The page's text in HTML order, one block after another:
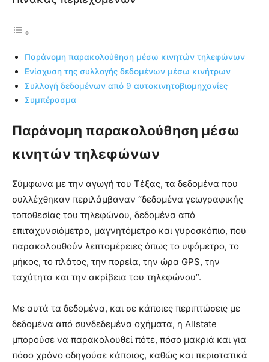
Παράνομη παρακολούθηση μέσω κινητών τηλεφώνων
Ενίσχυση της συλλογής δεδομένων μέσω κινήτρων
Συλλογή δεδομένων από 9 αυτοκινητοβιομηχανίες
Συμπέρασμα
Παράνομη παρακολούθηση μέσω
κινητών τηλεφώνων
Σύμφωνα με την αγωγή του Τέξας, τα δεδομένα που
συλλέχθηκαν περιλάμβαναν “δεδομένα γεωγραφικής
τοποθεσίας του τηλεφώνου, δεδομένα από
επιταχυνσιόμετρο, μαγνητόμετρο και γυροσκόπιο, που
παρακολουθούν λεπτομέρειες όπως το υψόμετρο, το
μήκος, το πλάτος, την πορεία, την ώρα GPS, την
ταχύτητα και την ακρίβεια του τηλεφώνου”.
Με αυτά τα δεδομένα, και σε κάποιες περιπτώσεις με
δεδομένα από συνδεδεμένα οχήματα, η Allstate
μπορούσε να παρακολουθεί πότε, πόσο μακριά και για
πόσο χρόνο οδηγούσε κάποιος, καθώς και περιστατικά